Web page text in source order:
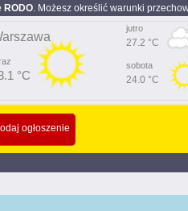
RODO. Możesz określić warunki
°C
jutro
27.2 °C
sobota
24.0 °C
ogłoszenie